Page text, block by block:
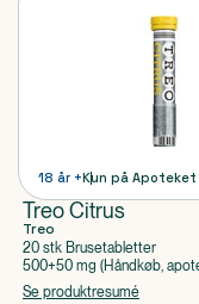
18 år +Kun på Apoteket
Treo Citrus
Treo
20 stk Brusetabletter
500+50 mg (Håndkøb,
Acetylsalicylsyre, Caffein
Se produktresumé